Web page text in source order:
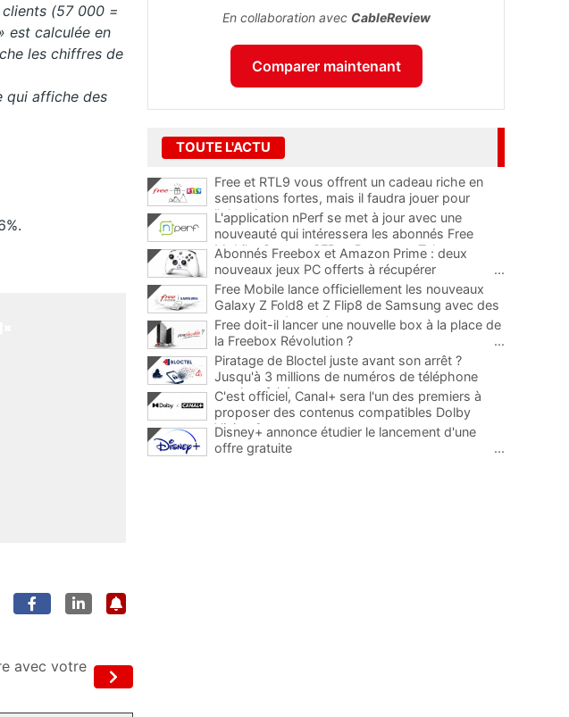
(57 000 =
est calculée en
les chiffres de
qui affiche des
avec votre
En collaboration avec CableReview
Comparer maintenant
TOUTE L'ACTU
Free et RTL9 vous offrent un cadeau riche en
sensations fortes, mais il faudra jouer pour
l'obtenir
L'application nPerf se met à jour avec une
nouveauté qui intéressera les abonnés Free
Mobile, Orange, SFR et Bouygues Telecom
Abonnés Freebox et Amazon Prime : deux
nouveaux jeux PC offerts à récupérer
...
Free Mobile lance officiellement les nouveaux
Galaxy Z Fold8 et Z Flip8 de Samsung avec des
promos et des cadeaux
...
Free doit-il lancer une nouvelle box à la place de
la Freebox Révolution ?
...
Piratage de Bloctel juste avant son arrêt ?
Jusqu'à 3 millions de numéros de téléphone
auraient fuité
C'est officiel, Canal+ sera l'un des premiers à
proposer des contenus compatibles Dolby
Vision 2
Disney+ annonce étudier le lancement d'une
offre gratuite
...